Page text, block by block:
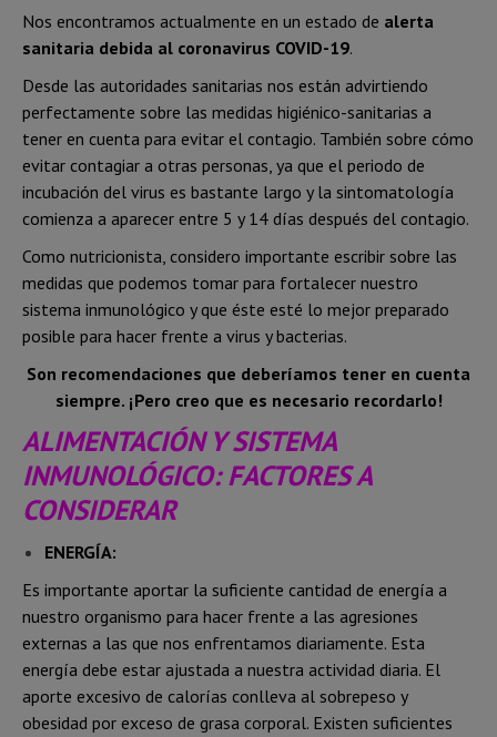
Nos encontramos actualmente en un estado de alerta
sanitaria debida al coronavirus COVID-19.
Desde las autoridades sanitarias nos están advirtiendo
perfectamente sobre las medidas higiénico-sanitarias a
tener en cuenta para evitar el contagio. También sobre cómo
evitar contagiar a otras personas, ya que el periodo de
incubación del virus es bastante largo y la sintomatología
comienza a aparecer entre 5 y 14 días después del contagio.
Como nutricionista, considero importante escribir sobre las
medidas que podemos tomar para fortalecer nuestro
sistema inmunológico y que éste esté lo mejor preparado
posible para hacer frente a virus y bacterias.
Son recomendaciones que deberíamos tener en cuenta
siempre. ¡Pero creo que es necesario recordarlo!
ALIMENTACIÓN Y SISTEMA
INMUNOLÓGICO: FACTORES A
CONSIDERAR
ENERGÍA:
Es importante aportar la suficiente cantidad de energía a
nuestro organismo para hacer frente a las agresiones
externas a las que nos enfrentamos diariamente. Esta
energía debe estar ajustada a nuestra actividad diaria. El
aporte excesivo de calorías conlleva al sobrepeso y
obesidad por exceso de grasa corporal. Existen suficientes